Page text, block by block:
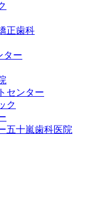
正歯科
ター
センター
ク
五十嵐歯科医院